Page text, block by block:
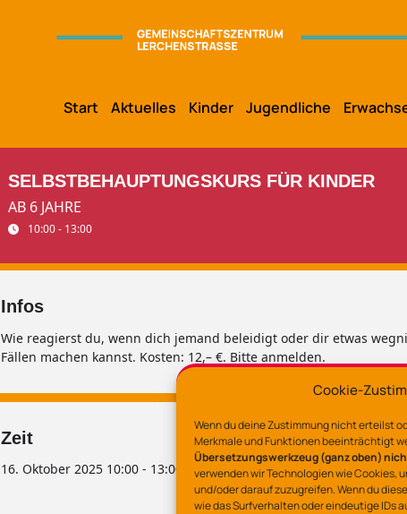
Cookie-
Wenn du deine Zustimmung nicht erteilst
Merkmale und Funktionen beeinträchtigt
Übersetzungswerkzeug (ganz oben)
verwenden wir Technologien wie Cookies,
und/oder darauf zuzugreifen. Wenn du
wie das Surfverhalten oder eindeutige IDs
Start Aktuelles Kinder Jugendliche
SELBSTBEHAUPTUNGSKURS FÜR KINDER
AB 6 JAHRE
10:00 - 13:00
Infos
Wie reagierst du, wenn dich jemand beleidigt oder dir etwas
Fällen machen kannst. Kosten: 12,– €. Bitte anmelden.
Zeit
16. Oktober 2025 10:00 - 13:00